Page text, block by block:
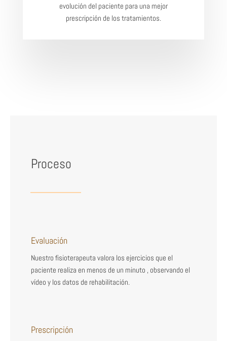
evolución del paciente para una mejor
prescripción de los tratamientos.
Proceso
Evaluación
Nuestro fisioterapeuta valora los ejercicios que el
paciente realiza en menos de un minuto , observando el
vídeo y los datos de rehabilitación.
Prescripción